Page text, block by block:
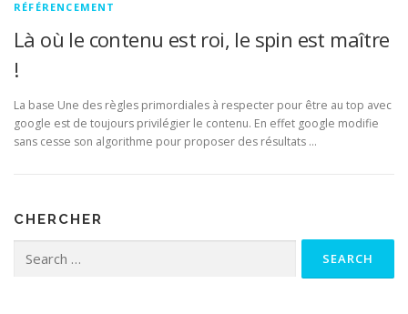
RÉFÉRENCEMENT
Là où le contenu est roi, le spin est maître
!
La base Une des règles primordiales à respecter pour être au top avec
google est de toujours privilégier le contenu. En effet google modifie
sans cesse son algorithme pour proposer des résultats …
CHERCHER